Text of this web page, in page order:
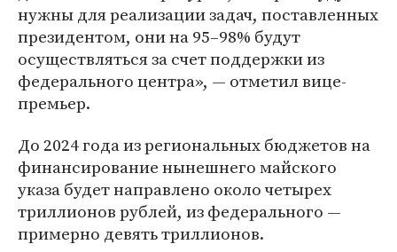
нужны для реализации задач, поставленных
президентом, они на 95–98% будут
осуществляться за счет поддержки из
федерального центра», — отметил вице-
премьер.
До 2024 года из региональных бюджетов на
финансирование нынешнего майского
указа будет направлено около четырех
триллионов рублей, из федерального —
примерно девять триллионов.